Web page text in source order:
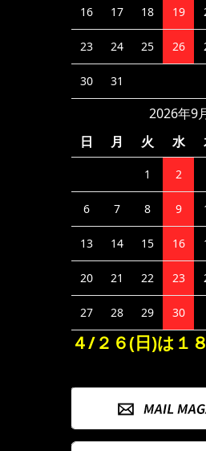
16 17 18 19
23 24 25 26
30 31
2026年9
日
月 火 水
1 2
6 7 8 9
13 14 15 16
20 21 22 23
27 28 29 30
４/２６(日)は１